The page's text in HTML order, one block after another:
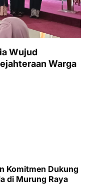
Wujud
Warga
Komitmen Dukung
di Murung Raya